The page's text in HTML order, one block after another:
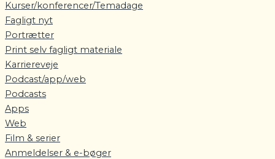
Kurser/konferencer/Temadage
Fagligt nyt
Portrætter
Print selv fagligt materiale
Karriereveje
Podcast/app/web
Podcasts
Apps
Web
Film & serier
Anmeldelser & e-bøger